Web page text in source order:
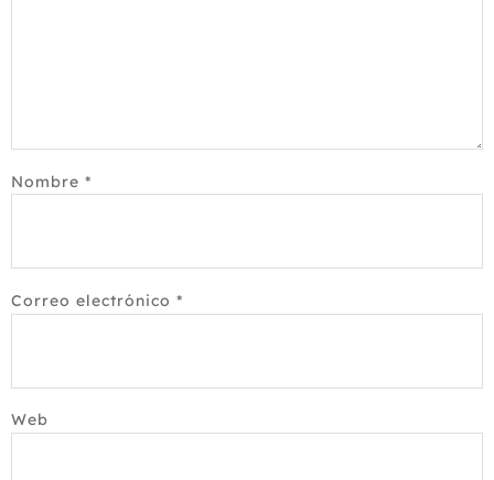
Nombre *
Correo electrónico *
Web